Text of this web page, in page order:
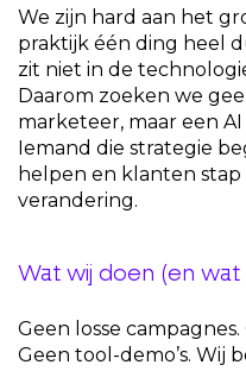
We zijn hard aan het
praktijk één ding heel
zit niet in de
Daarom zoeken we
marketeer, maar een
Iemand die strategie
helpen en klanten
verandering.
Wat wij doen (en
Geen losse
Geen tool-demo’s. Wij